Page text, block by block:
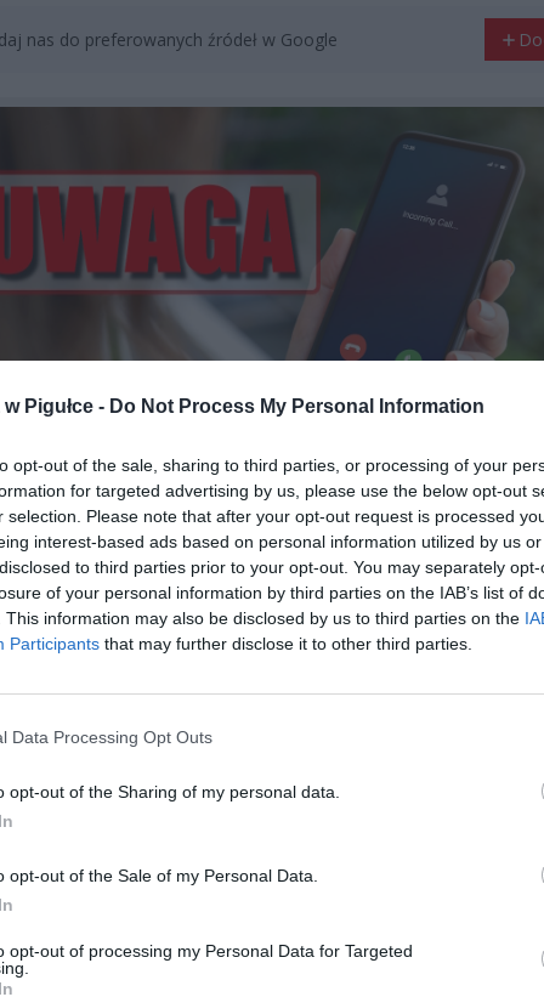
Pigułce - Do Not Process My Personal Information
opt-out of the sale, sharing to third parties, or processing of your
for targeted advertising by us, please use the below opt-out
selection. Please note that after your opt-out request is processed
interest-based ads based on personal information utilized by us
to third parties prior to your opt-out. You may separately
of your personal information by third parties on the IAB’s list of
This information may also be disclosed by us to third parties on the
Participants that may further disclose it to other third parties.
Data Processing Opt Outs
opt-out of the Sharing of my personal data.
opt-out of the Sale of my Personal Data.
opt-out of processing my Personal Data for Targeted
nas do preferowanych źródeł w Google
Fot. Shutterstock / Warszawa w Pigułce
informacji opublikowanych na stronie podatki.gov.pl,
Krajowej Informacji Skarbowej lub pracowników
pod pozorem weryfikacji, próbują pozyskać szczegółowe dane
numer rachunku bankowego czy numer PESEL.
ad